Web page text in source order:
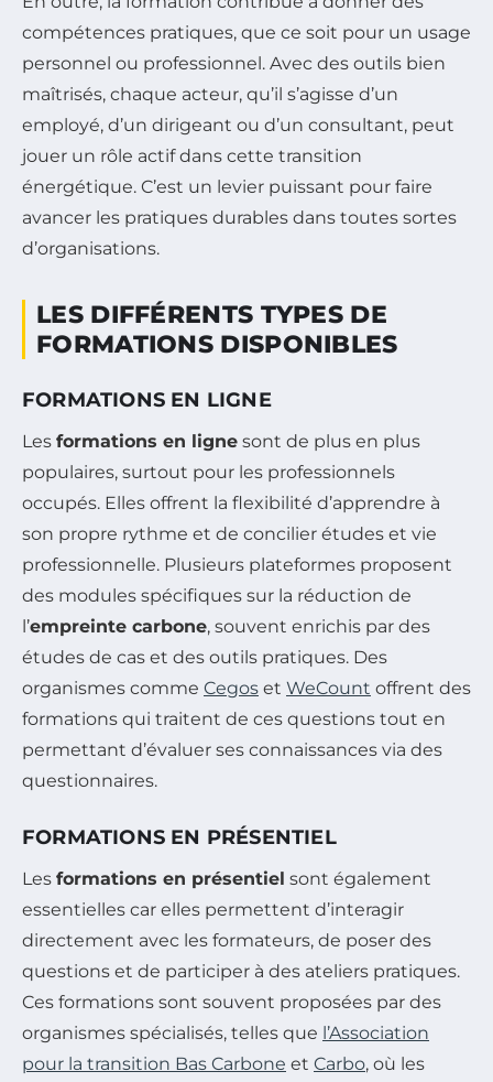
compétences pratiques, que ce soit pour un usage
personnel ou professionnel. Avec des outils bien
maîtrisés, chaque acteur, qu’il s’agisse d’un
employé, d’un dirigeant ou d’un consultant, peut
jouer un rôle actif dans cette transition
énergétique. C’est un levier puissant pour faire
avancer les pratiques durables dans toutes sortes
d’organisations.
LES DIFFÉRENTS TYPES DE
FORMATIONS DISPONIBLES
FORMATIONS EN LIGNE
Les formations en ligne sont de plus en plus
populaires, surtout pour les professionnels
occupés. Elles offrent la flexibilité d’apprendre à
son propre rythme et de concilier études et vie
professionnelle. Plusieurs plateformes proposent
des modules spécifiques sur la réduction de
l’empreinte carbone, souvent enrichis par des
études de cas et des outils pratiques. Des
organismes comme Cegos et WeCount offrent des
formations qui traitent de ces questions tout en
permettant d’évaluer ses connaissances via des
questionnaires.
FORMATIONS EN PRÉSENTIEL
Les formations en présentiel sont également
essentielles car elles permettent d’interagir
directement avec les formateurs, de poser des
questions et de participer à des ateliers pratiques.
Ces formations sont souvent proposées par des
organismes spécialisés, telles que l’Association
pour la transition Bas Carbone et Carbo, où les